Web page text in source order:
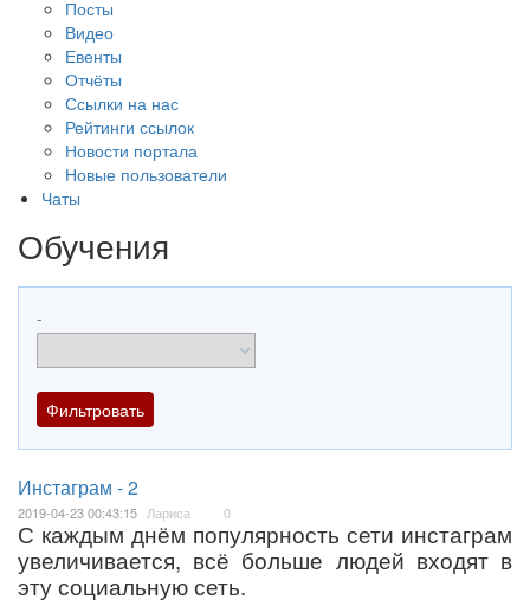
Посты
Видео
Евенты
Отчёты
Ссылки на нас
Рейтинги ссылок
Новости портала
Новые пользователи
Чаты
Обучения
-
Инстаграм - 2
2019-04-23 00:43:15 Лариса 0
С каждым днём популярность сети инстаграм
увеличивается, всё больше людей входят в
эту социальную сеть.